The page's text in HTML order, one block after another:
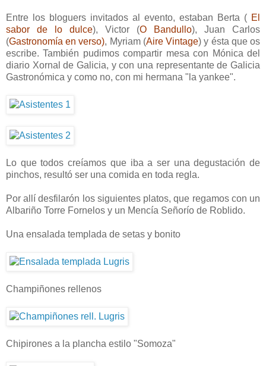
Entre los bloguers invitados al evento, estaban Berta ( El
sabor de lo dulce), Victor (O Bandullo), Juan Carlos
(Gastronomía en verso), Myriam (Aire Vintage) y ésta que os
escribe. También pudimos compartir mesa con Mónica del
diario Xornal de Galicia, y con una representante de Galicia
Gastronómica y como no, con mi hermana "la yankee".
Lo que todos creíamos que iba a ser una degustación de
pinchos, resultó ser una comida en toda regla.
Por allí desfilarón los siguientes platos, que regamos con un
Albariño Torre Fornelos y un Mencía Señorío de Roblido.
Una ensalada templada de setas y bonito
Champiñones rellenos
Chipirones a la plancha estilo "Somoza"